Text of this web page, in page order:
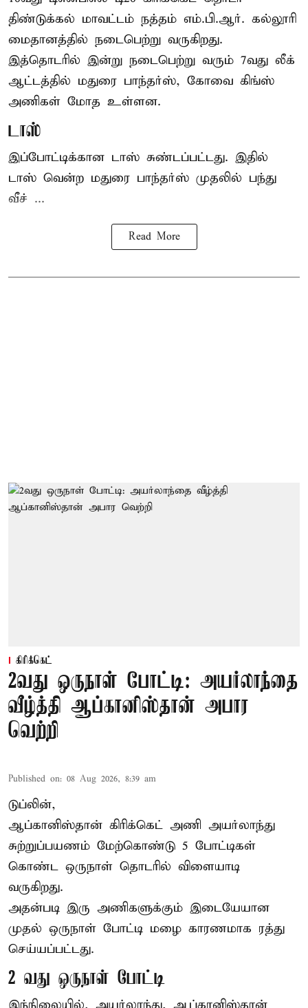
திண்டுக்கல் மாவட்டம் நத்தம் எம்.பி.ஆர். கல்லூரி
மைதானத்தில் நடைபெற்று வருகிறது.
இத்தொடரில் இன்று நடைபெற்று வரும் 7வது லீக்
ஆட்டத்தில் மதுரை பாந்தர்ஸ், கோவை கிங்ஸ்
அணிகள் மோத உள்ளன.
டாஸ்
இப்போட்டிக்கான டாஸ் சுண்டப்பட்டது. இதில்
டாஸ் வென்ற மதுரை பாந்தர்ஸ் முதலில் பந்து
வீச் ...
Read More
கிரிக்கெட்
2வது ஒருநாள் போட்டி: அயர்லாந்தை
வீழ்த்தி ஆப்கானிஸ்தான் அபார
வெற்றி
Published on: 08 Aug 2026, 8:39 am
டுப்லின்,
ஆப்கானிஸ்தான் கிரிக்கெட் அணி அயர்லாந்து
சுற்றுப்பயணம் மேற்கொண்டு 5 போட்டிகள்
கொண்ட ஒருநாள் தொடரில் விளையாடி
வருகிறது.
அதன்படி இரு அணிகளுக்கும் இடையேயான
முதல் ஒருநாள் போட்டி மழை காரணமாக ரத்து
செய்யப்பட்டது.
2 வது ஒருநாள் போட்டி